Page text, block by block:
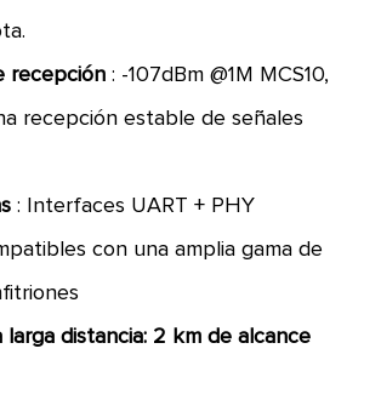
recepción: -107dBm @1M MCS10,
recepción estable de señales
: Interfaces UART + PHY
con una amplia gama de
larga distancia: 2 km de alcance